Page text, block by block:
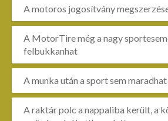
A motoros jogosítvány
A MotorTire még a nagy
felbukkanhat
A munka után a sport sem
A raktár polc a nappaliba került, a